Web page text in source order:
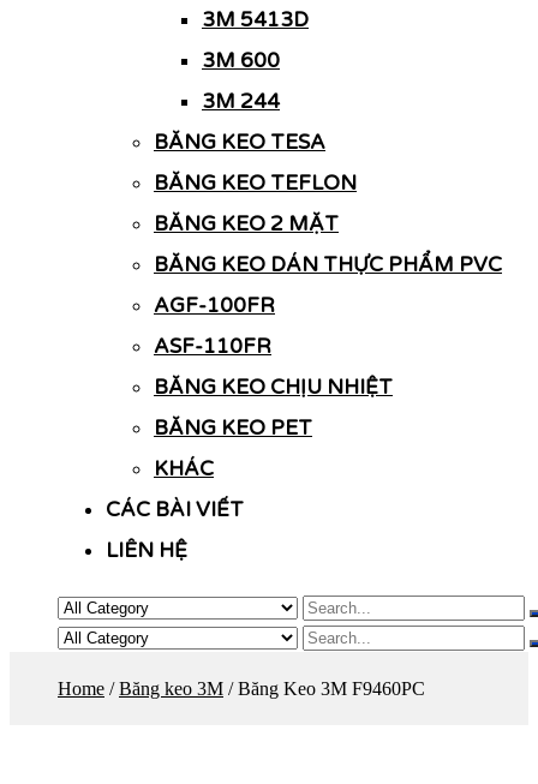
3M 5413D
3M 600
3M 244
BĂNG KEO TESA
BĂNG KEO TEFLON
BĂNG KEO 2 MẶT
BĂNG KEO DÁN THỰC PHẨM PVC
AGF-100FR
ASF-110FR
BĂNG KEO CHỊU NHIỆT
BĂNG KEO PET
KHÁC
CÁC BÀI VIẾT
LIÊN HỆ
Home /Băng keo 3M / Băng Keo 3M F9460PC